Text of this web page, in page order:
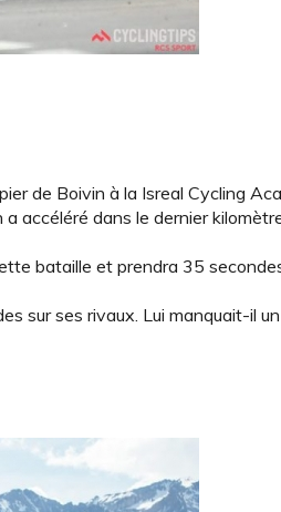
de Boivin à la Isreal Cycling
accéléré dans le dernier
bataille et prendra 35
sur ses rivaux. Lui manquait-il